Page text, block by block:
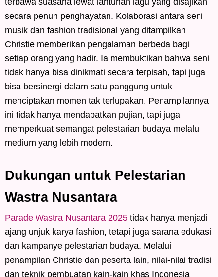
secara penuh penghayatan. Kolaborasi antara seni
musik dan fashion tradisional yang ditampilkan
Christie memberikan pengalaman berbeda bagi
setiap orang yang hadir. Ia membuktikan bahwa seni
tidak hanya bisa dinikmati secara terpisah, tapi juga
bisa bersinergi dalam satu panggung untuk
menciptakan momen tak terlupakan. Penampilannya
ini tidak hanya mendapatkan pujian, tapi juga
memperkuat semangat pelestarian budaya melalui
medium yang lebih modern.
Dukungan untuk Pelestarian
Wastra Nusantara
Parade Wastra Nusantara 2025 tidak hanya menjadi
ajang unjuk karya fashion, tetapi juga sarana edukasi
dan kampanye pelestarian budaya. Melalui
penampilan Christie dan peserta lain, nilai-nilai tradisi
dan teknik pembuatan kain-kain khas Indonesia